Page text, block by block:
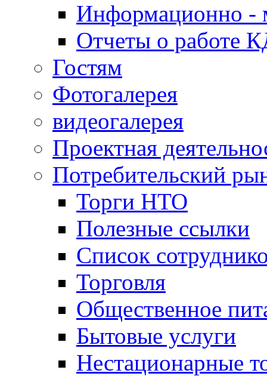
Информационно -
Отчеты о работе
Гостям
Фотогалерея
видеогалерея
Проектная
Потребительский
Торги НТО
Полезные ссылки
Список
Торговля
Общественное
Бытовые услуги
Нестационарные